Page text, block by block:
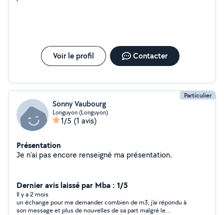
Voir le profil Contacter
Particulier
Sonny Vaubourg
Longuyon (Longuyon)
1/5 (1 avis)
Présentation
Je n'ai pas encore renseigné ma présentation.
Dernier avis laissé par Mba : 1/5
Il y a 2 mois
un échange pour me demander combien de m3, j’ai répondu à
son message et plus de nouvelles de sa part malgré le